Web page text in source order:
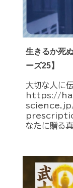
生きるか死
ーズ25】
大切な人に伝
https://
なたに贈る